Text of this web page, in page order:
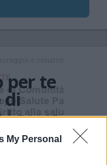
My Personal
per te
di